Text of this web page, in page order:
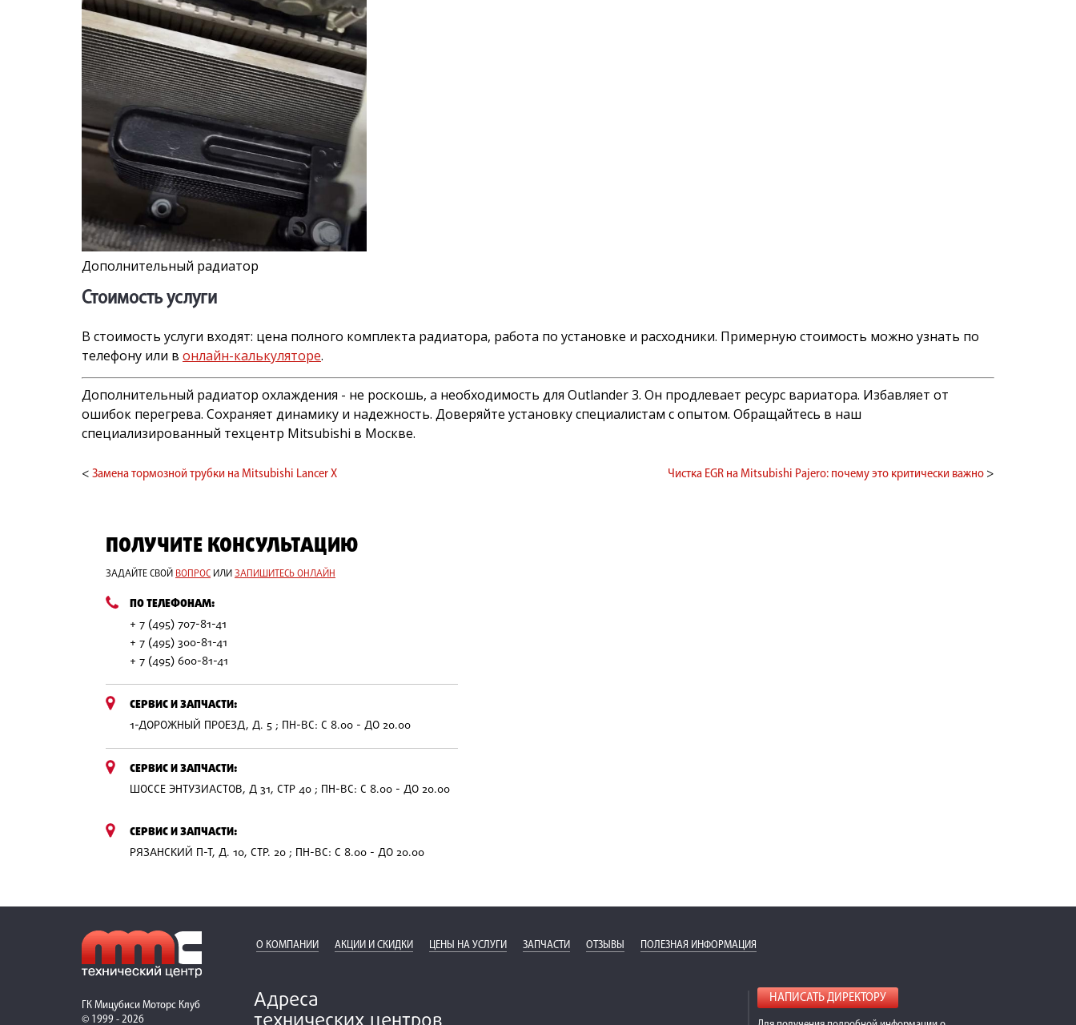
Дополнительный радиатор
Стоимость услуги
В стоимость услуги входят: цена полного комплекта радиатора, работа по установке и расходники. Примерную стоимость можно узнать по
телефону или в онлайн-калькуляторе.
Дополнительный радиатор охлаждения - не роскошь, а необходимость для Outlander 3. Он продлевает ресурс вариатора. Избавляет от
ошибок перегрева. Сохраняет динамику и надежность. Доверяйте установку специалистам с опытом. Обращайтесь в наш
специализированный техцентр Mitsubishi в Москве.
< Замена тормозной трубки на Mitsubishi Lancer X Чистка EGR на Mitsubishi Pajero: почему это критически важно >
ПОЛУЧИТЕ КОНСУЛЬТАЦИЮ
ЗАДАЙТЕ СВОЙВОПРОС ИЛИЗАПИШИТЕСЬ ОНЛАЙН
ПО ТЕЛЕФОНАМ:
+ 7 (495) 707-81-41
+ 7 (495) 300-81-41
+ 7 (495) 600-81-41
СЕРВИС И ЗАПЧАСТИ:
1-ДОРОЖНЫЙ ПРОЕЗД, Д. 5 ; ПН-ВС: С 8.00 - ДО 20.00
СЕРВИС И ЗАПЧАСТИ:
ШОССЕ ЭНТУЗИАСТОВ, Д 31, СТР 40 ; ПН-ВС: С 8.00 - ДО 20.00
СЕРВИС И ЗАПЧАСТИ:
РЯЗАНСКИЙ П-Т, Д. 10, СТР. 20 ; ПН-ВС: С 8.00 - ДО 20.00
О КОМПАНИИ АКЦИИ И СКИДКИ ЦЕНЫ НА УСЛУГИ ЗАПЧАСТИ ОТЗЫВЫ ПОЛЕЗНАЯ ИНФОРМАЦИЯ
ГК Мицубиси Моторс Клуб
© 1999 - 2026
Адреса НАПИСАТЬ ДИРЕКТОРУ